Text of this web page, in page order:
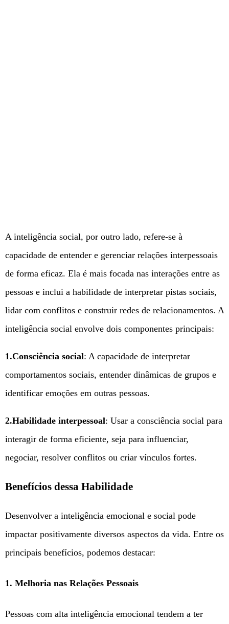
A inteligência social, por outro lado, refere-se à
capacidade de entender e gerenciar relações interpessoais
de forma eficaz. Ela é mais focada nas interações entre as
pessoas e inclui a habilidade de interpretar pistas sociais,
lidar com conflitos e construir redes de relacionamentos. A
inteligência social envolve dois componentes principais:
1.Consciência social: A capacidade de interpretar
comportamentos sociais, entender dinâmicas de grupos e
identificar emoções em outras pessoas.
2.Habilidade interpessoal: Usar a consciência social para
interagir de forma eficiente, seja para influenciar,
negociar, resolver conflitos ou criar vínculos fortes.
Benefícios dessa Habilidade
Desenvolver a inteligência emocional e social pode
impactar positivamente diversos aspectos da vida. Entre os
principais benefícios, podemos destacar:
1. Melhoria nas Relações Pessoais
Pessoas com alta inteligência emocional tendem a ter